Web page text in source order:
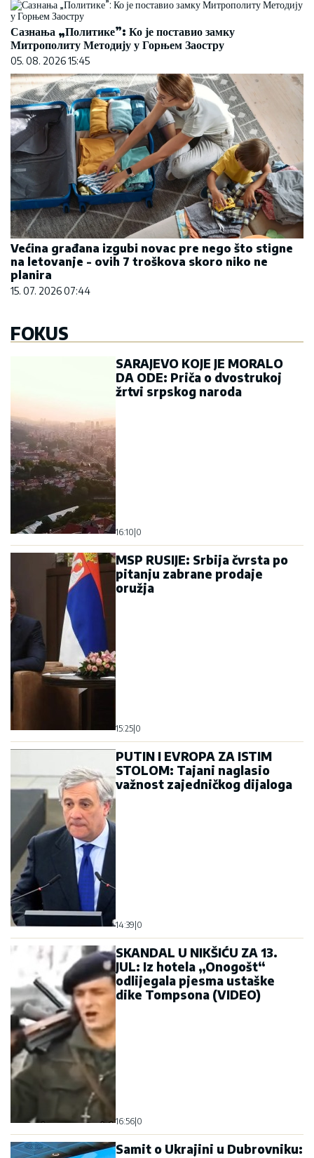
Сазнања „Политике”: Ко је поставио замку
Митрополиту Методију у Горњем Заостру
05. 08. 2026 15:45
Većina građana izgubi novac pre nego što stigne
na letovanje - ovih 7 troškova skoro niko ne
planira
15. 07. 2026 07:44
FOKUS
SARAJEVO KOJE JE MORALO
DA ODE: Priča o dvostrukoj
žrtvi srpskog naroda
16:10 0
MSP RUSIJE: Srbija čvrsta po
pitanju zabrane prodaje
oružja
15:25 0
PUTIN I EVROPA ZA ISTIM
STOLOM: Tajani naglasio
važnost zajedničkog dijaloga
14:39 0
SKANDAL U NIKŠIĆU ZA 13.
JUL: Iz hotela „Onogošt“
odlijegala pjesma ustaške
dike Tompsona (VIDEO)
16:56 0
Samit o Ukrajini u Dubrovniku: